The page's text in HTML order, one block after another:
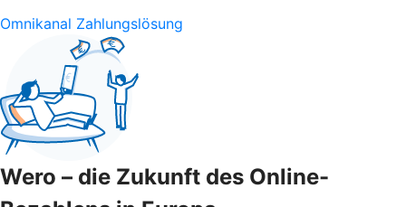
Omnikanal Zahlungslösung
Wero – die Zukunft des Online-